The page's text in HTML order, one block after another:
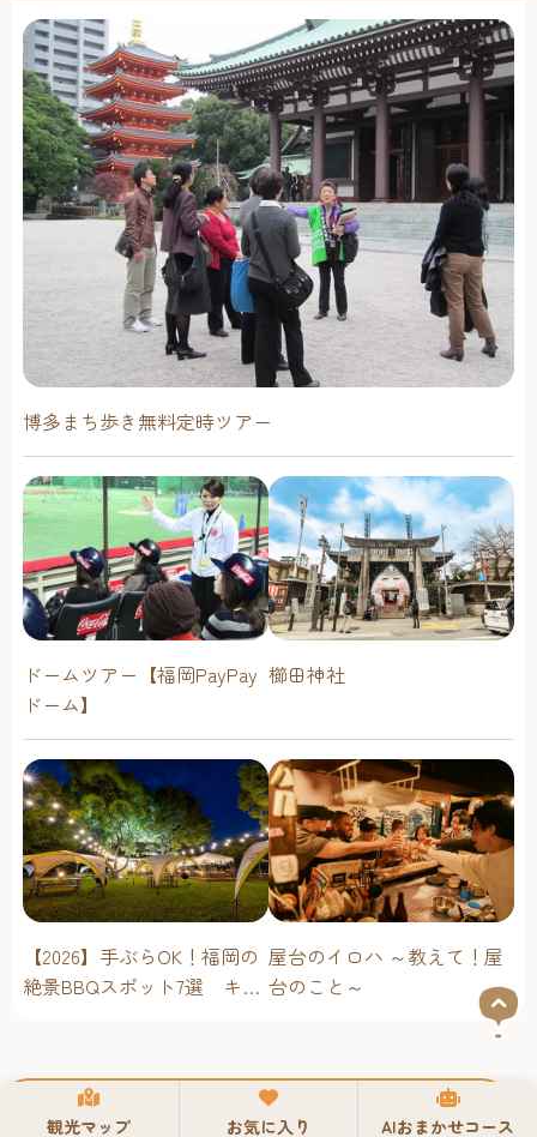
カフェの人気メニューは、2~3種類のカレーとたっぷりの
野菜をワンプレートで味わえる 「筥崎荘々 カレー』。台湾
茶 中国茶 日本茶などをいただける喫茶も行なっていま
す。
『衣食住店』と名付けられたイベントスペースは、展示
会、音楽ライブ、パーティなどいろんなことに利用でき、
レンタルすることも可能です。
❖筥崎荘々/hakozakiso-so住所：福岡市東区馬出5-35-
15TEL：なし営業日・営業時間：Instagramで確認を
https://www.instagram.com/hakozaki_soso/
レトロな店構えと優しいパンの味にほっこりナガタパン 箱
崎店
看板や店構えなど、昔ながらのレトロな雰囲気にほっこり
筥崎宮のすぐ近くにある築70年以上の古民家を改装したパ
ン屋さん。本店は春日市にある「ナガタパン 箱崎店」で
とはいえ、この店のパンは、生地も具材も箱崎店で毎日、
日が昇る前から職人さんたちが手作りしたもの。あんぱ
ん・メロンパン・クリームパン・ミルクパンをはじめ、全
粒粉バケット、ノアレザンなど、「特別なわけじゃなく
て、いつもそばにいて少しだけ心もお腹も満たしてくれる
パン」をモットーに、“なつかしく、優しい味のパン”が
揃っています。
定番のパンに加え新作のパンも。新作パン情報はInstagram
で随時発信
2階にはイートインスペースもあり、パンを購入すると、
『Gcoffee（ジー・コーヒー）』（福岡県大野城市）が焙
煎したオリジナルのブレンドコーヒーを無料で提供してく
れます。
❖ナガタパン 箱崎店住所：福岡市東区箱崎1-44-20TEL：
092-643-8680営業時間：8:00-18:00 （売り切れ次第閉店）定
休日：火曜日、木曜日 ※Instagramで確認を
hakozaki.com/https://www.instagram.com/hakozaki8739naga
ta/
◎箱崎商店街には魅力的な店がたくさんあります。 詳
昭和の香りとアジアの異国情緒が共存する商店街吉塚リト
ルアジアマーケット
博多まち歩き無料定時ツアー
ドームツアー【福岡PayPay
ドーム】
櫛田神社
【2026】手ぶらOK！福岡の
絶景BBQスポット7選 キャ
屋台のイロハ ～教えて！屋
台のこと～
観光マップ お気に入り AIおまかせコース